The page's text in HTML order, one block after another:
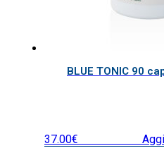
BLUE TONIC 90
37.00€